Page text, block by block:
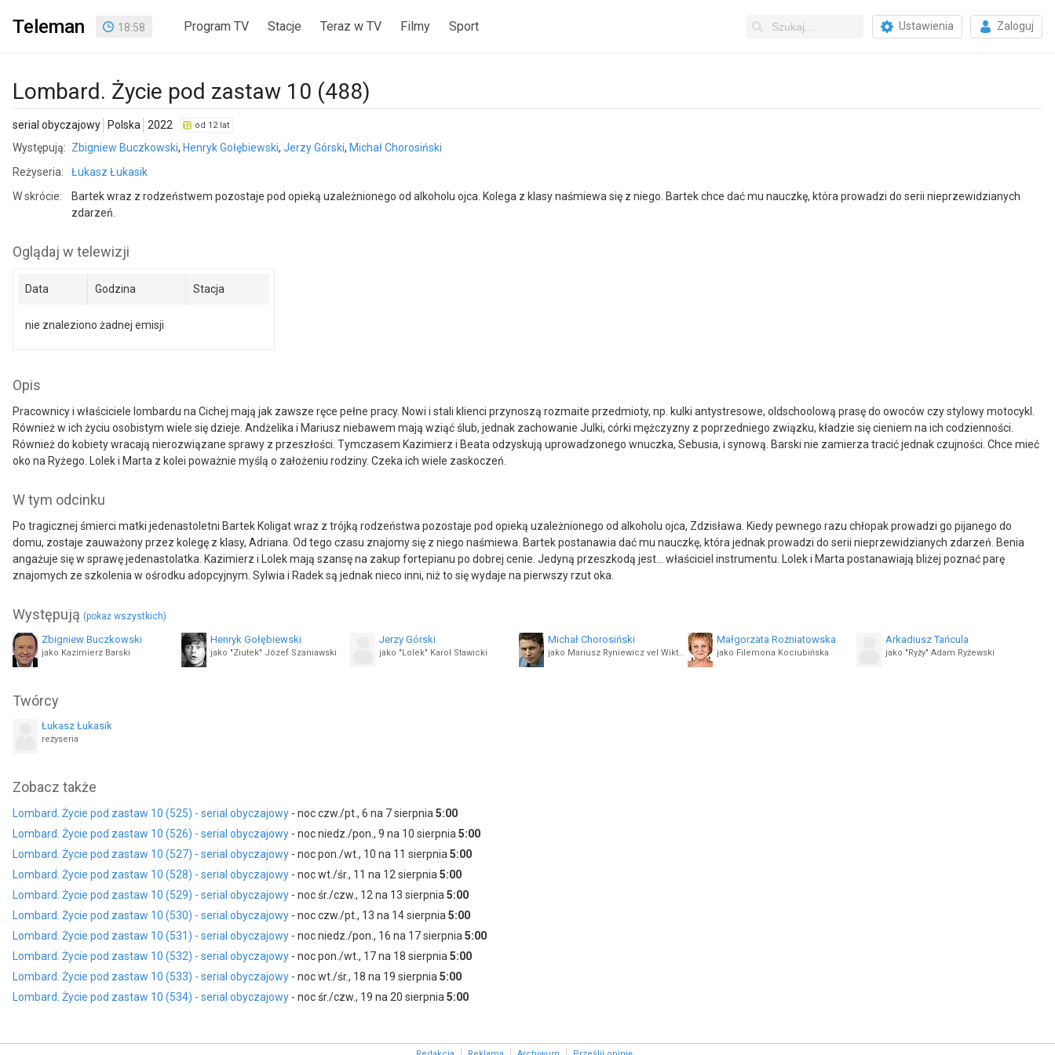
Teleman 18:58 Program TV Stacje Teraz w TV Filmy Sport Ustawienia Zaloguj
Lombard. Życie pod zastaw 10 (488)
serial obyczajowy Polska 2022 od 12 lat
Występują: Zbigniew Buczkowski, Henryk Gołębiewski, Jerzy Górski, Michał Chorosiński
Reżyseria:
Łukasz Łukasik
W skrócie:
Bartek wraz z rodzeństwem pozostaje pod opieką uzależnionego od alkoholu ojca. Kolega z klasy naśmiewa się z niego. Bartek chce dać mu nauczkę, która prowadzi do serii nieprzewidzianych
zdarzeń.
Oglądaj w telewizji
Data Godzina Stacja
nie znaleziono żadnej emisji
Opis
Pracownicy i właściciele lombardu na Cichej mają jak zawsze ręce pełne pracy. Nowi i stali klienci przynoszą rozmaite przedmioty, np. kulki antystresowe, oldschoolową prasę do owoców czy stylowy motocykl.
Również w ich życiu osobistym wiele się dzieje. Andżelika i Mariusz niebawem mają wziąć ślub, jednak zachowanie Julki, córki mężczyzny z poprzedniego związku, kładzie się cieniem na ich codzienności.
Również do kobiety wracają nierozwiązane sprawy z przeszłości. Tymczasem Kazimierz i Beata odzyskują uprowadzonego wnuczka, Sebusia, i synową. Barski nie zamierza tracić jednak czujności. Chce mieć
oko na Ryżego. Lolek i Marta z kolei poważnie myślą o założeniu rodziny. Czeka ich wiele zaskoczeń.
W tym odcinku
Po tragicznej śmierci matki jedenastoletni Bartek Koligat wraz z trójką rodzeństwa pozostaje pod opieką uzależnionego od alkoholu ojca, Zdzisława. Kiedy pewnego razu chłopak prowadzi go pijanego do
domu, zostaje zauważony przez kolegę z klasy, Adriana. Od tego czasu znajomy się z niego naśmiewa. Bartek postanawia dać mu nauczkę, która jednak prowadzi do serii nieprzewidzianych zdarzeń. Benia
angażuje się w sprawę jedenastolatka. Kazimierz i Lolek mają szansę na zakup fortepianu po dobrej cenie. Jedyną przeszkodą jest... właściciel instrumentu. Lolek i Marta postanawiają bliżej poznać parę
znajomych ze szkolenia w ośrodku adopcyjnym. Sylwia i Radek są jednak nieco inni, niż to się wydaje na pierwszy rzut oka.
Występują (pokaż wszystkich)
Zbigniew Buczkowski
jako Kazimierz Barski
Henryk Gołębiewski
jako "Ziutek" Józef Szaniawski
Jerzy Górski
jako "Lolek" Karol Stawicki
Michał Chorosiński
jako Mariusz Ryniewicz vel Wiktor Rajczak
Małgorzata Rożniatowska
jako Filemona Kociubińska
Arkadiusz Tańcula
jako "Ryży" Adam Ryżewski
jako Patrycja Wereńczuk-Barska
Bogdan Kalus
jako Goguś
jako aspirant Lidka
Twórcy
Łukasz Łukasik
reżyseria
Zobacz także
Lombard. Życie pod zastaw 10 (525) - serial obyczajowy - noc czw./pt., 6 na 7 sierpnia 5:00
Lombard. Życie pod zastaw 10 (526) - serial obyczajowy - noc niedz./pon., 9 na 10 sierpnia 5:00
Lombard. Życie pod zastaw 10 (527) - serial obyczajowy - noc pon./wt., 10 na 11 sierpnia 5:00
Lombard. Życie pod zastaw 10 (528) - serial obyczajowy - noc wt./śr., 11 na 12 sierpnia 5:00
Lombard. Życie pod zastaw 10 (529) - serial obyczajowy - noc śr./czw., 12 na 13 sierpnia 5:00
Lombard. Życie pod zastaw 10 (530) - serial obyczajowy - noc czw./pt., 13 na 14 sierpnia 5:00
Lombard. Życie pod zastaw 10 (531) - serial obyczajowy - noc niedz./pon., 16 na 17 sierpnia 5:00
Lombard. Życie pod zastaw 10 (532) - serial obyczajowy - noc pon./wt., 17 na 18 sierpnia 5:00
Lombard. Życie pod zastaw 10 (533) - serial obyczajowy - noc wt./śr., 18 na 19 sierpnia 5:00
Lombard. Życie pod zastaw 10 (534) - serial obyczajowy - noc śr./czw., 19 na 20 sierpnia 5:00